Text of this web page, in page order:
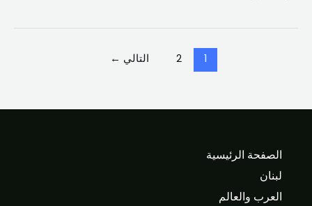
1
2 التالي ←
الصفحة الرئيسية
لبنان
العرب والعالم